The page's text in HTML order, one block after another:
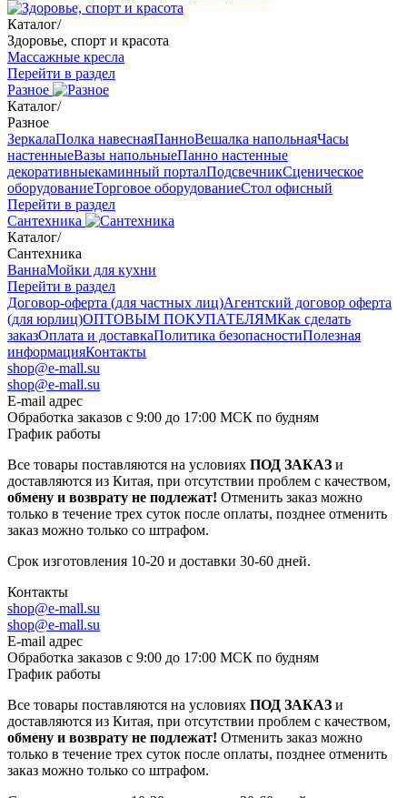
Каталог/
Здоровье, спорт и красота
Массажные кресла
Перейти в раздел
Разное
Каталог/
Разное
ЗеркалаПолка навеснаяПанноВешалка напольнаяЧасы
настенныеВазы напольныеПанно настенные
декоративныекаминный порталПодсвечникСценическое
оборудованиеТорговое оборудованиеСтол офисный
Перейти в раздел
Сантехника
Каталог/
Сантехника
ВаннаМойки для кухни
Перейти в раздел
Договор-оферта (для частных лиц)Агентский договор оферта
(для юрлиц)ОПТОВЫМ ПОКУПАТЕЛЯМКак сделать
заказОплата и доставкаПолитика безопасностиПолезная
информацияКонтакты
shop@e-mall.su
shop@e-mall.su
E-mail адрес
Обработка заказов с 9:00 до 17:00 МСК по будням
График работы
Все товары поставляются на условиях ПОД ЗАКАЗ и
доставляются из Китая, при отсутствии проблем с качеством,
обмену и возврату не подлежат! Отменить заказ можно
только в течение трех суток после оплаты, позднее отменить
заказ можно только со штрафом.
Срок изготовления 10-20 и доставки 30-60 дней.
Контакты
shop@e-mall.su
shop@e-mall.su
E-mail адрес
Обработка заказов с 9:00 до 17:00 МСК по будням
График работы
Все товары поставляются на условиях ПОД ЗАКАЗ и
доставляются из Китая, при отсутствии проблем с качеством,
обмену и возврату не подлежат! Отменить заказ можно
только в течение трех суток после оплаты, позднее отменить
заказ можно только со штрафом.